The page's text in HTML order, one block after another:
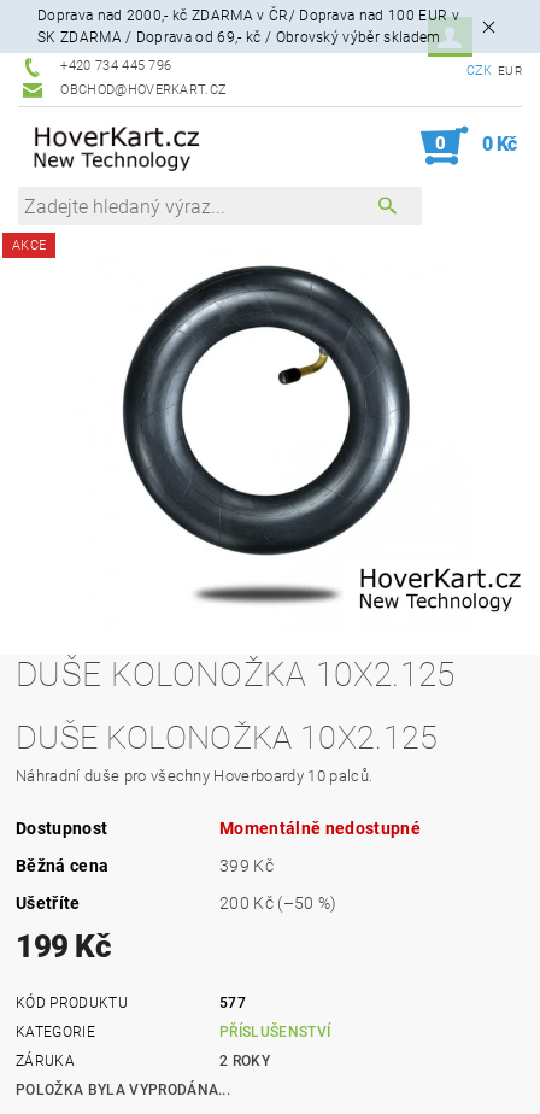
Doprava nad 2000,- kč ZDARMA v ČR/ Doprava nad 100 EUR v
SK ZDARMA / Doprava od 69,- kč / Obrovský výběr skladem
+420 734 445 796
OBCHOD@HOVERKART.CZ
CZK EUR
0 0 Kč
AKCE
DUŠE KOLONOŽKA 10X2.125
DUŠE KOLONOŽKA 10X2.125
Náhradní duše pro všechny Hoverboardy 10 palců.
Dostupnost
Momentálně nedostupné
Běžná cena
399 Kč
Ušetříte
200 Kč (–50 %)
199 Kč
KÓD PRODUKTU
577
KATEGORIE
PŘÍSLUŠENSTVÍ
ZÁRUKA
2 ROKY
POLOŽKA BYLA VYPRODÁNA...